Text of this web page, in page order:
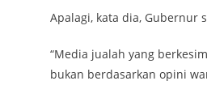
Apalagi, kata dia, Gubernur
“Media jualah yang
bukan berdasarkan opini